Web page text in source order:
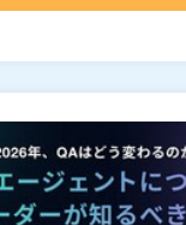
を整理します。
トと品質不安が同時
進まないのか
、SAPユーザー企業
ながっているのが実
動テスト資産を再利
ます。その結果、「
果として手動テスト
ています。
動で適応・修復する
従来大きな負担とな
数を大幅に削減しま
ち上げを短期間で実現
、顧客に提案しやすい
際のプロジェクトにお
スクリプト作成・保
ない方 ・手動テス
法を探している方
拡大や品質向上に課
を差別化サービスとし
）
ンソース活用研究所（
社（）
力、講演企業は将来